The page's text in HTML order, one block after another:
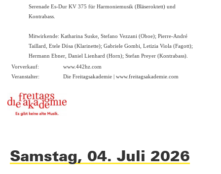
Serenade Es-Dur KV 375 für Harmoniemusik (Bläseroktett) und
Kontrabass.
Mitwirkende: Katharina Suske, Stefano Vezzani (Oboe); Pierre-André
Taillard, Etele Dósa (Klarinette); Gabriele Gombi, Letizia Viola (Fagott);
Hermann Ebner, Daniel Lienhard (Horn); Stefan Preyer (Kontrabass).
Vorverkauf:
www.442hz.com
Veranstalter:
Die Freitagsakademie | www.freitagsakademie.com
Samstag, 04. Juli 2026